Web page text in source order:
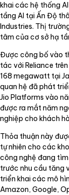
khai các hệ thống
tầng AI tại Ấn Độ
Industries. Thị
tâm của cơ sở hạ
Được công bố vào
tác với Reliance
168 megawatt tại
quan hệ đã phát
Jio Platforms vào
được ra mắt năm
nghiệp cho khách
Thỏa thuận này
tự nhiên cho các
công nghệ đang
trước nhu cầu tăng
triển khai các mô
Amazon, Google,